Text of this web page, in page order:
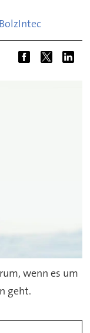
Intec
wenn es um
geht.